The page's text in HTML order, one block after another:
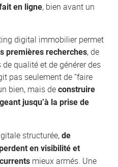
en ligne, bien avant un
digital immobilier permet
premières recherches, de
qualité et de générer des
pas seulement de “faire
bien, mais deconstruire
jusqu’à la prise de
structurée,de
en visibilité et
mieux armés. Une